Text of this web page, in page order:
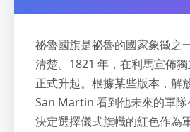
祕魯國旗是祕魯的國家象徵之
清楚。1821 年，在利馬宣佈
正式升起。根據某些版本，解
San Martin 看到他未來的軍
決定選擇儀式旗幟的紅色作為